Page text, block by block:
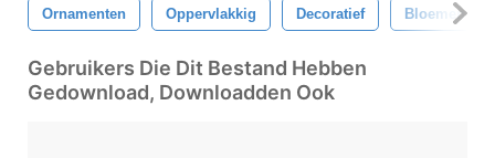
Ornamenten Oppervlakkig Decoratief Bloemen
Gebruikers Die Dit Bestand Hebben
Gedownload, Downloadden Ook